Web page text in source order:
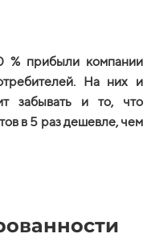
% прибыли компании
На них и
забывать и то, что
в 5 раз дешевле, чем